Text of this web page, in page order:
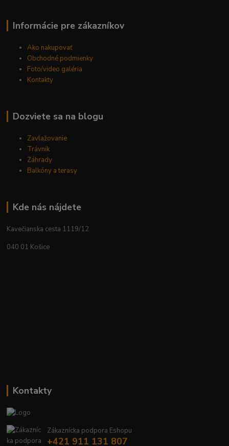
Informácie pre zákazníkov
Ako nakupovať
Obchodné podmienky
Foto/video galéria
Kontakty
Dozviete sa na blogu
Zavlažovanie
Trávnik
Záhrady
Balkóny a terasy
Kde nás nájdete
Kavečianska cesta 1119/12
040 01 Košice
Kontakty
Zákaznícka podpora Eshopu
+421 911 131 807